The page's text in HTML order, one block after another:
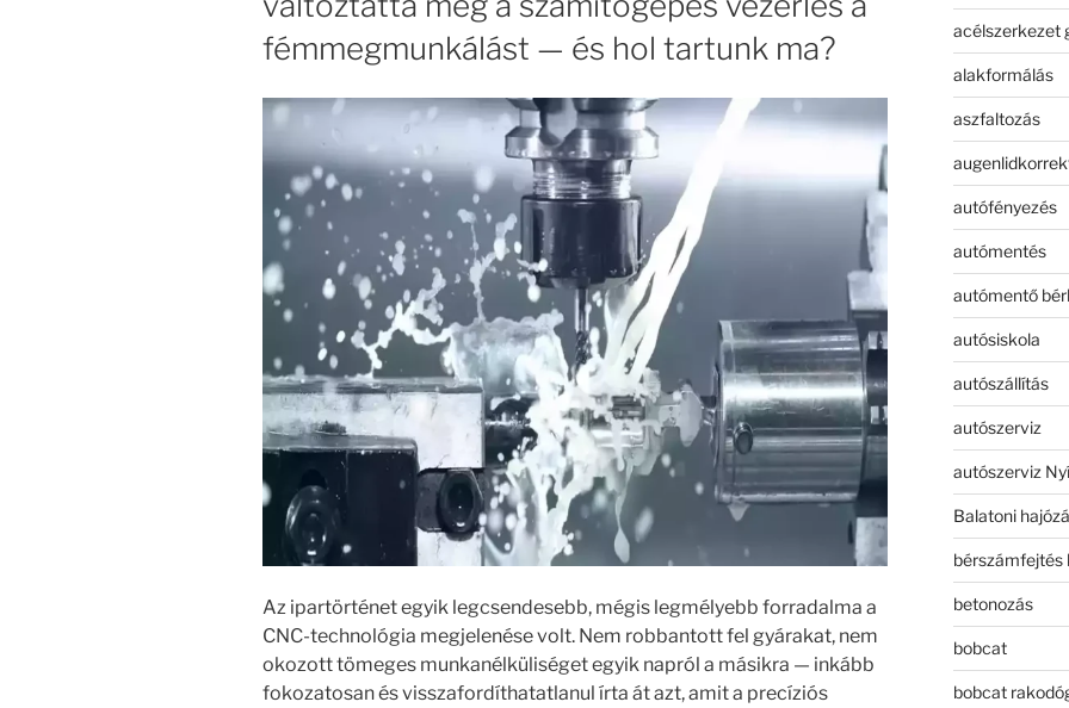
fémmegmunkálást — és hol tartunk ma?
Az ipartörténet egyik legcsendesebb, mégis legmélyebb forradalma a
CNC-technológia megjelenése volt. Nem robbantott fel gyárakat, nem
okozott tömeges munkanélküliséget egyik napról a másikra — inkább
fokozatosan és visszafordíthatatlanul írta át azt, amit a precíziós
acélszerkezet
alakformálás
aszfaltozás
autófényezés
autómentés
autómentő
autósiskola
autószállítás
autószerviz
autószerviz
Balatoni
bérszámfejtés
betonozás
bobcat
bobcat